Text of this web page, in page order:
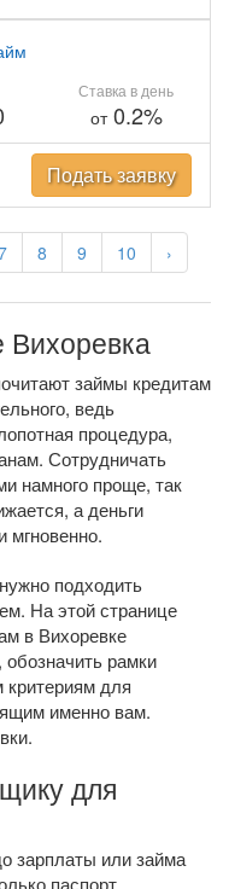
8 9 10 ›
Ставка в день
от0.2%
Подать заявку
Вихоревка
займы кредитам
ведь
процедура,
Сотрудничать
намного проще, так
а деньги
мгновенно.
подходить
На этой странице
в Вихоревке
рамки
для
именно вам.
для
зарплаты или займа
паспорт